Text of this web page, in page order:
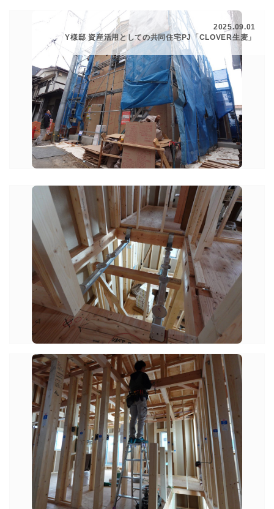
2025.09.01
Y様邸 資産活用としての共同住宅PJ「CLOVER生麦」